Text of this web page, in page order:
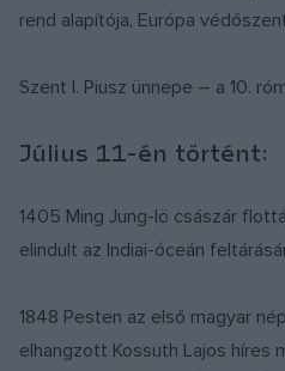
rend alapítója, Európa
Szent I. Piusz ünnepe – a 10.
Július 11-én történt:
1405 Ming Jung-lö császár
elindult az Indiai-óceán
1848 Pesten az első magyar
elhangzott Kossuth Lajos híres